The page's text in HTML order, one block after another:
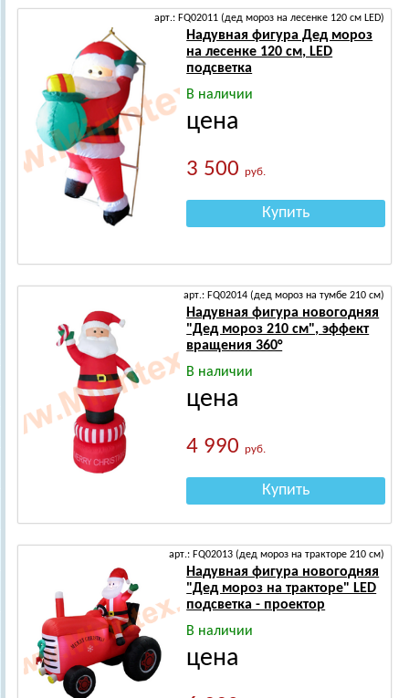
арт.: FQ02011 (дед мороз на лесенке 120 см LED)
Надувная фигура Дед мороз
на лесенке 120 см, LED
подсветка
В наличии
цена
3 500руб.
Купить
арт.: FQ02014 (дед мороз на тумбе 210 см)
Надувная фигура новогодняя
"Дед мороз 210 см", эффект
вращения 360°
В наличии
цена
4 990руб.
Купить
арт.: FQ02013 (дед мороз на тракторе 210 см)
Надувная фигура новогодняя
"Дед мороз на тракторе" LED
подсветка - проектор
В наличии
цена